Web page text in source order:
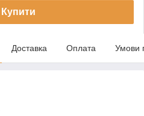
Купити
Доставка Оплата Умови